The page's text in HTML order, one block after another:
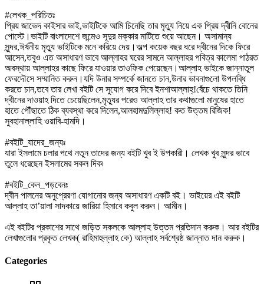
#লেখক_পরিচিতঃ
প্রিয় জাভেদ কাইসার ভাই,ভাইটিকে আমি চিনেছি তার মৃত্যু নিয়ে এক প্রিয় দ্বীনি বোনের
পোস্টে।ভাইটি বাংলাদেশে জন্মেও সূদুর মক্কার মাটিতে শুয়ে আছেন। অসামান্য
সুন্দর,ঈর্ষনীয় মৃত্যু ভাইটিকে মনে করিয়ে দেয়।অল্প কয়েক বছর ধরে দ্বীনের দিকে ফিরে
আসেন,তবুও এত অসাধারণ ভাবে আল্লাহর ঘরের সামনে আল্লাহর পবিত্র কালেমা পাঠরত
অবস্থায় আল্লাহর কাছে ফিরে যাওয়ার তাওফিক পেয়েছেন।আল্লাহ ভাইকে জান্নাতুল
ফেরদৌসে সম্মানিত করুন।যদি উনার সম্পর্কে জানতে চান,উনার ভাবনাগুলো উপলব্ধি
করতে চান,তবে তার লেখা বইটি সে সুযোগ করে দিবে ইনশাআল্লাহ্!বেঁচে থাকতে তিনি
দ্বীনের দাওয়াহ দিতে চেয়েছিলেন,মৃত্যুর পরেও আল্লাহ তার কথাগুলো মানুষের হাতে
হাতে পৌঁছাতে ঠিক ব্যবস্থা করে দিলেন,আলহামদুলিল্লাহ! কত উত্তম রিজিক!
সুবহানাল্লাহি ওয়াবি-হামদি।
#বইটি_যাদের_জন্যঃ
যারা ইসলামে চলার পথে নতুন তাদের জন্য বইটি খুব ই উপকারী। লেখক খুব সুন্দর ভাবে
তুলে ধরেছেন ইসলামের সকল দিক৷
#বইটি_কেন_পড়বেনঃ
দ্বীন পালনের অনুপ্রেরণা যোগানোর জন্য অসাধারণ একটি বই। ভাইয়ের এই বইটি
আল্লাহ তা’য়ালা সাদকায়ে জারিয়া হিসাবে কবুল করুন। আমীন।
এই বইটির প্রকাশের সাথে জড়িত সকলকে আল্লাহ উত্তম প্রতিদান করুক। আর বইটির
লেখাগুলোর প্রকৃত লেখক( রাহিমাহুল্লাহ কে) আল্লাহ সর্বশ্রেষ্ঠ জান্নাত দান করুক।
Categories